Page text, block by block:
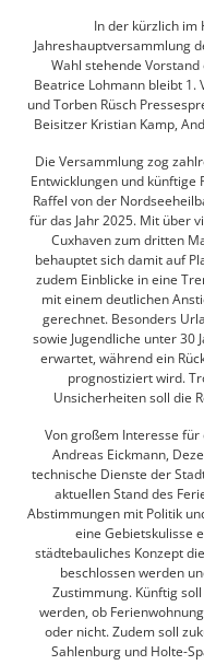
In der kürzlich im
Jahreshauptversammlung
Wahl stehende
Beatrice Lohmann bleibt 1.
und Torben Rüsch
Beisitzer Kristian Kamp,
Die Versammlung zog
Entwicklungen und
Raffel von der
für das Jahr 2025. Mit über
Cuxhaven zum dritten
behauptet sich damit auf
zudem Einblicke in eine
mit einem deutlichen
gerechnet. Besonders
sowie Jugendliche unter 30
erwartet, während ein
prognostiziert wird.
Unsicherheiten soll die
Von großem Interesse
Andreas Eickmann,
technische Dienste der
aktuellen Stand des
Abstimmungen mit Politik
eine Gebietskulisse
städtebauliches Konzept
beschlossen werden
Zustimmung. Künftig
werden, ob
oder nicht. Zudem soll
Sahlenburg und Holte-